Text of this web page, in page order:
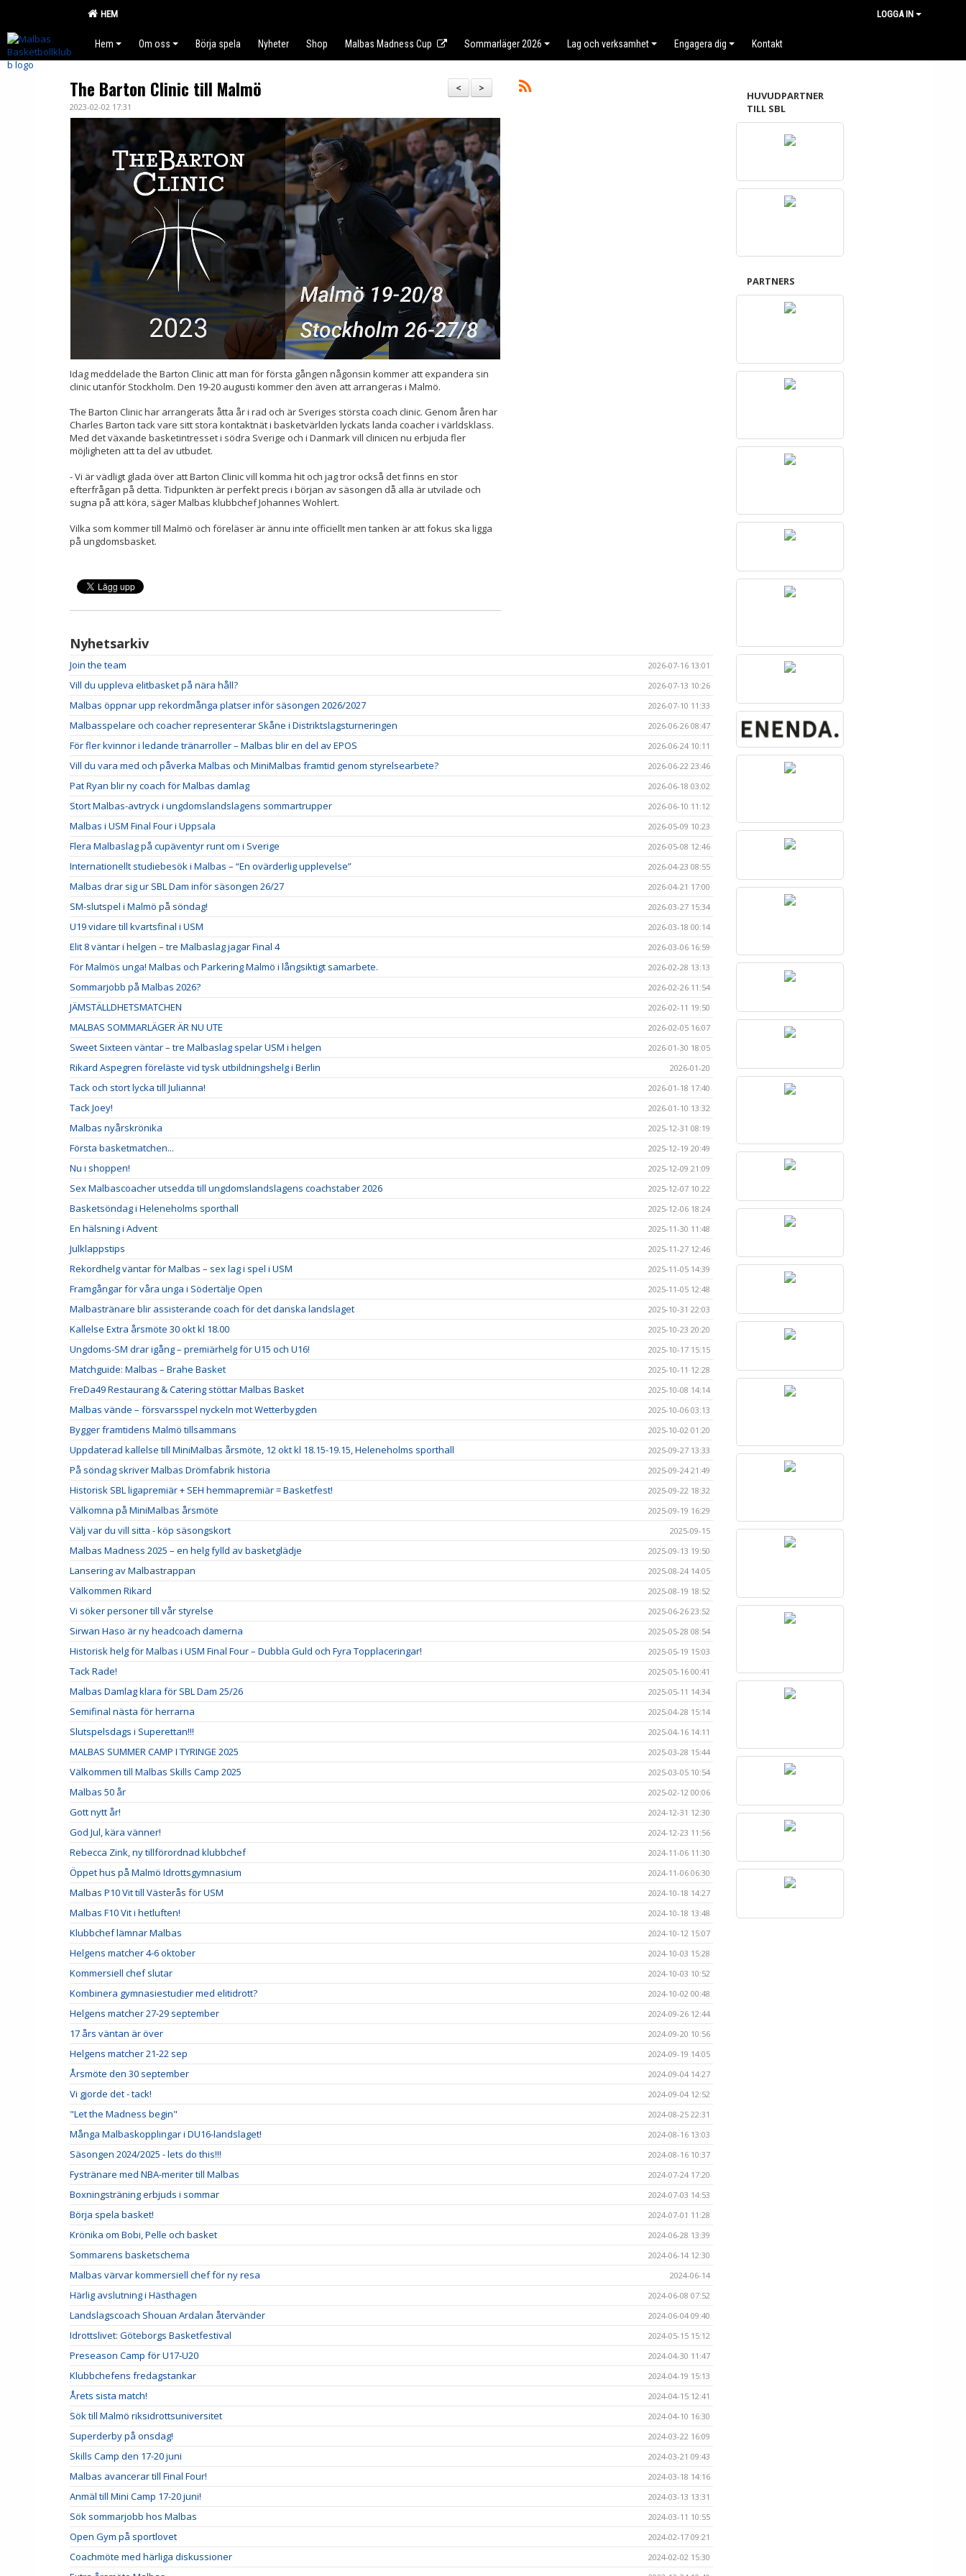
HEM LOGGA IN
Hem Om oss Börja spela Nyheter Shop Malbas Madness Cup Sommarläger 2026 Lag och verksamhet Engagera dig Kontakt
>
<
The Barton Clinic till Malmö
2023-02-02 17:31
Idag meddelade the Barton Clinic att man för första gången någonsin kommer att expandera sin
clinic utanför Stockholm. Den 19-20 augusti kommer den även att arrangeras i Malmö.
The Barton Clinic har arrangerats åtta år i rad och är Sveriges största coach clinic. Genom åren har
Charles Barton tack vare sitt stora kontaktnät i basketvärlden lyckats landa coacher i världsklass.
Med det växande basketintresset i södra Sverige och i Danmark vill clinicen nu erbjuda fler
möjligheten att ta del av utbudet.
- Vi är vädligt glada över att Barton Clinic vill komma hit och jag tror också det finns en stor
efterfrågan på detta. Tidpunkten är perfekt precis i början av säsongen då alla är utvilade och
sugna på att köra, säger Malbas klubbchef Johannes Wohlert.
Vilka som kommer till Malmö och föreläser är ännu inte officiellt men tanken är att fokus ska ligga
på ungdomsbasket.
Nyhetsarkiv
Join the team 2026-07-16 13:01
Vill du uppleva elitbasket på nära håll? 2026-07-13 10:26
Malbas öppnar upp rekordmånga platser inför säsongen 2026/2027 2026-07-10 11:33
Malbasspelare och coacher representerar Skåne i Distriktslagsturneringen 2026-06-26 08:47
För fler kvinnor i ledande tränarroller – Malbas blir en del av EPOS 2026-06-24 10:11
Vill du vara med och påverka Malbas och MiniMalbas framtid genom styrelsearbete? 2026-06-22 23:46
Pat Ryan blir ny coach för Malbas damlag 2026-06-18 03:02
Stort Malbas-avtryck i ungdomslandslagens sommartrupper 2026-06-10 11:12
Malbas i USM Final Four i Uppsala 2026-05-09 10:23
Flera Malbaslag på cupäventyr runt om i Sverige 2026-05-08 12:46
Internationellt studiebesök i Malbas – “En ovärderlig upplevelse” 2026-04-23 08:55
Malbas drar sig ur SBL Dam inför säsongen 26/27 2026-04-21 17:00
SM-slutspel i Malmö på söndag! 2026-03-27 15:34
U19 vidare till kvartsfinal i USM 2026-03-18 00:14
Elit 8 väntar i helgen – tre Malbaslag jagar Final 4 2026-03-06 16:59
För Malmös unga! Malbas och Parkering Malmö i långsiktigt samarbete. 2026-02-28 13:13
Sommarjobb på Malbas 2026? 2026-02-26 11:54
JÄMSTÄLLDHETSMATCHEN 2026-02-11 19:50
MALBAS SOMMARLÄGER ÄR NU UTE 2026-02-05 16:07
Sweet Sixteen väntar – tre Malbaslag spelar USM i helgen 2026-01-30 18:05
Rikard Aspegren föreläste vid tysk utbildningshelg i Berlin 2026-01-20
Tack och stort lycka till Julianna! 2026-01-18 17:40
Tack Joey! 2026-01-10 13:32
Malbas nyårskrönika 2025-12-31 08:19
Första basketmatchen... 2025-12-19 20:49
Nu i shoppen! 2025-12-09 21:09
Sex Malbascoacher utsedda till ungdomslandslagens coachstaber 2026 2025-12-07 10:22
Basketsöndag i Heleneholms sporthall 2025-12-06 18:24
En hälsning i Advent 2025-11-30 11:48
Julklappstips 2025-11-27 12:46
Rekordhelg väntar för Malbas – sex lag i spel i USM 2025-11-05 14:39
Framgångar för våra unga i Södertälje Open 2025-11-05 12:48
Malbastränare blir assisterande coach för det danska landslaget 2025-10-31 22:03
Kallelse Extra årsmöte 30 okt kl 18.00 2025-10-23 20:20
Ungdoms-SM drar igång – premiärhelg för U15 och U16! 2025-10-17 15:15
Matchguide: Malbas – Brahe Basket 2025-10-11 12:28
FreDa49 Restaurang & Catering stöttar Malbas Basket 2025-10-08 14:14
Malbas vände – försvarsspel nyckeln mot Wetterbygden 2025-10-06 03:13
Bygger framtidens Malmö tillsammans 2025-10-02 01:20
Uppdaterad kallelse till MiniMalbas årsmöte, 12 okt kl 18.15-19.15, Heleneholms sporthall 2025-09-27 13:33
På söndag skriver Malbas Drömfabrik historia 2025-09-24 21:49
Historisk SBL ligapremiär + SEH hemmapremiär = Basketfest! 2025-09-22 18:32
Välkomna på MiniMalbas årsmöte 2025-09-19 16:29
Välj var du vill sitta - köp säsongskort 2025-09-15
Malbas Madness 2025 – en helg fylld av basketglädje 2025-09-13 19:50
Lansering av Malbastrappan 2025-08-24 14:05
Välkommen Rikard 2025-08-19 18:52
Vi söker personer till vår styrelse 2025-06-26 23:52
Sirwan Haso är ny headcoach damerna 2025-05-28 08:54
Historisk helg för Malbas i USM Final Four – Dubbla Guld och Fyra Topplaceringar! 2025-05-19 15:03
Tack Rade! 2025-05-16 00:41
Malbas Damlag klara för SBL Dam 25/26 2025-05-11 14:34
Semifinal nästa för herrarna 2025-04-28 15:14
Slutspelsdags i Superettan!!! 2025-04-16 14:11
MALBAS SUMMER CAMP I TYRINGE 2025 2025-03-28 15:44
Välkommen till Malbas Skills Camp 2025 2025-03-05 10:54
Malbas 50 år 2025-02-12 00:06
Gott nytt år! 2024-12-31 12:30
God Jul, kära vänner! 2024-12-23 11:56
Rebecca Zink, ny tillförordnad klubbchef 2024-11-06 11:30
Öppet hus på Malmö Idrottsgymnasium 2024-11-06 06:30
Malbas P10 Vit till Västerås för USM 2024-10-18 14:27
Malbas F10 Vit i hetluften! 2024-10-18 13:48
Klubbchef lämnar Malbas 2024-10-12 15:07
Helgens matcher 4-6 oktober 2024-10-03 15:28
Kommersiell chef slutar 2024-10-03 10:52
Kombinera gymnasiestudier med elitidrott? 2024-10-02 00:48
Helgens matcher 27-29 september 2024-09-26 12:44
17 års väntan är över 2024-09-20 10:56
Helgens matcher 21-22 sep 2024-09-19 14:05
Årsmöte den 30 september 2024-09-04 14:27
Vi gjorde det - tack! 2024-09-04 12:52
"Let the Madness begin" 2024-08-25 22:31
Många Malbaskopplingar i DU16-landslaget! 2024-08-16 13:03
Säsongen 2024/2025 - lets do this!!! 2024-08-16 10:37
Fystränare med NBA-meriter till Malbas 2024-07-24 17:20
Boxningsträning erbjuds i sommar 2024-07-03 14:53
Börja spela basket! 2024-07-01 11:28
Krönika om Bobi, Pelle och basket 2024-06-28 13:39
Sommarens basketschema 2024-06-14 12:30
Malbas värvar kommersiell chef för ny resa 2024-06-14
Härlig avslutning i Hästhagen 2024-06-08 07:52
Landslagscoach Shouan Ardalan återvänder 2024-06-04 09:40
Idrottslivet: Göteborgs Basketfestival 2024-05-15 15:12
Preseason Camp för U17-U20 2024-04-30 11:47
Klubbchefens fredagstankar 2024-04-19 15:13
Årets sista match! 2024-04-15 12:41
Sök till Malmö riksidrottsuniversitet 2024-04-10 16:30
Superderby på onsdag! 2024-03-22 16:09
Skills Camp den 17-20 juni 2024-03-21 09:43
Malbas avancerar till Final Four! 2024-03-18 14:16
Anmäl till Mini Camp 17-20 juni! 2024-03-13 13:31
Sök sommarjobb hos Malbas 2024-03-11 10:55
Open Gym på sportlovet 2024-02-17 09:21
Coachmöte med härliga diskussioner 2024-02-02 15:30
HUVUDPARTNER
TILL SBL
PARTNERS